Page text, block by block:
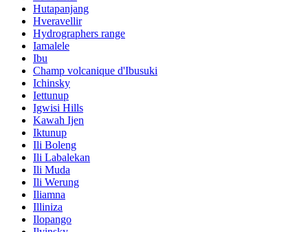
Hutapanjang
Hveravellir
Hydrographers range
Iamalele
Ibu
Champ volcanique d'Ibusuki
Ichinsky
Iettunup
Igwisi Hills
Kawah Ijen
Iktunup
Ili Boleng
Ili Labalekan
Ili Muda
Ili Werung
Iliamna
Illiniza
Ilopango